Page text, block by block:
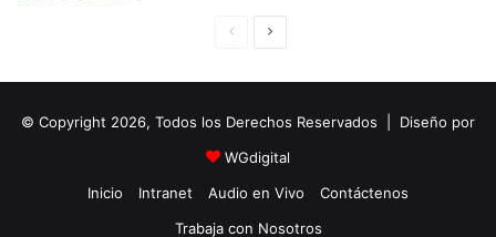
i
n
a
u
i
e
© Copyright 2026, Todos los Derechos Reservados | Diseño por
WGdigital
Inicio
Intranet Audio en Vivo
Contáctenos
Trabaja con Nosotros